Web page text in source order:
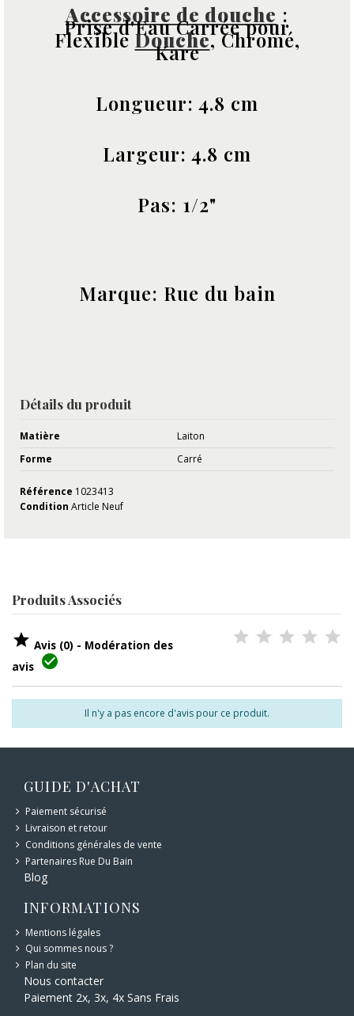
Accessoire de douche :
Prise d'Eau Carrée pour
Flexible Douche, Chromé,
Kare
Longueur: 4.8 cm
Largeur: 4.8 cm
Pas: 1/2"
Marque: Rue du bain
Détails du produit
Matière
Laiton
Forme
Carré
Référence 1023413
Condition Article Neuf
Produits Associés
 Avis (0) - Modération des
avis 
Il n'y a pas encore d'avis pour ce produit.
GUIDE D'ACHAT
Paiement sécurisé
Livraison et retour
Conditions générales de vente
Partenaires Rue Du Bain
Blog
INFORMATIONS
Mentions légales
Qui sommes nous ?
Plan du site
Nous contacter
Paiement 2x, 3x, 4x Sans Frais